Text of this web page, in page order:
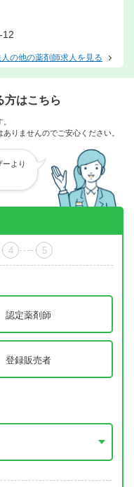
12
の他の薬剤師求人を見る
方はこちら
りませんのでご安心ください。
ーより
4 5
認定薬剤師
登録販売者